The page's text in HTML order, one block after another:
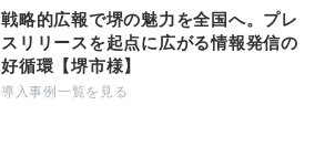
戦略的広報で堺の魅力を全国へ。プレ
スリリースを起点に広がる情報発信の
好循環【堺市様】
導入事例一覧を見る